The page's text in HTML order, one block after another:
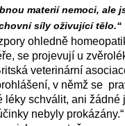
materií nemoci, ale
síly oživující tělo.“
ohledně
se projevují u
veterinární
v němž se
léky schválit, ani žádné
nebyly